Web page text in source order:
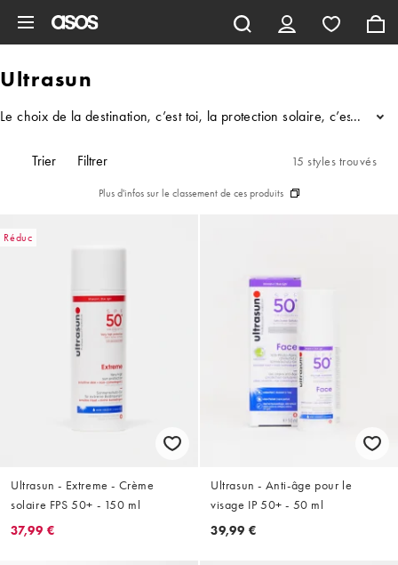
Ultrasun
Le choix de la destination, c’est toi, la protection solaire, c’est
...
Trier Filtrer 15 styles trouvés
Plus d'infos sur le classement de ces produits
Réduc
Ultrasun - Extreme - Crème
solaire FPS 50+ - 150 ml
37,99 €
Ultrasun - Anti-âge pour le
visage IP 50+ - 50 ml
39,99 €